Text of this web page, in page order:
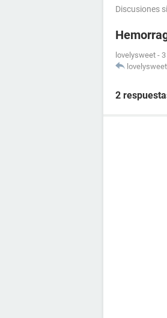
Discusiones
lovelysweet -
2